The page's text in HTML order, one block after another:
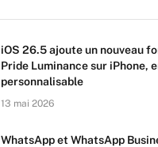
iOS 26.5 ajoute un nouveau
Pride Luminance sur iPhone,
personnalisable
13 mai 2026
WhatsApp et WhatsApp